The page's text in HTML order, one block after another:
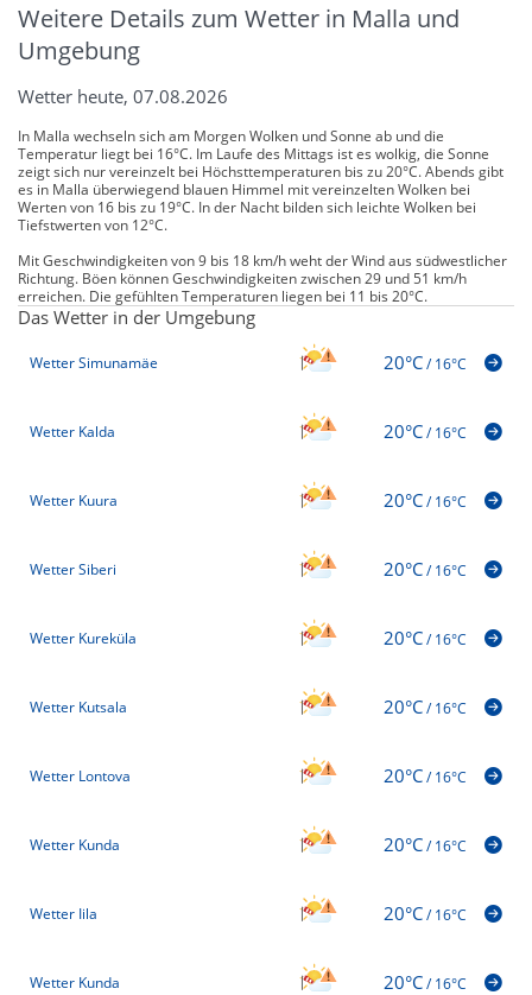
Weitere Details zum Wetter in Malla und
Umgebung
Wetter heute, 07.08.2026
In Malla wechseln sich am Morgen Wolken und Sonne ab und die
Temperatur liegt bei 16°C. Im Laufe des Mittags ist es wolkig, die Sonne
zeigt sich nur vereinzelt bei Höchsttemperaturen bis zu 20°C. Abends gibt
es in Malla überwiegend blauen Himmel mit vereinzelten Wolken bei
Werten von 16 bis zu 19°C. In der Nacht bilden sich leichte Wolken bei
Tiefstwerten von 12°C.
Mit Geschwindigkeiten von 9 bis 18 km/h weht der Wind aus südwestlicher
Richtung. Böen können Geschwindigkeiten zwischen 29 und 51 km/h
erreichen. Die gefühlten Temperaturen liegen bei 11 bis 20°C.
Das Wetter in der Umgebung
Wetter Simunamäe 20°C/16°C
Wetter Kalda 20°C/16°C
Wetter Kuura 20°C/16°C
Wetter Siberi 20°C/16°C
Wetter Kureküla 20°C/16°C
Wetter Kutsala 20°C/16°C
Wetter Lontova 20°C/16°C
Wetter Kunda 20°C/16°C
Wetter Iila 20°C/16°C
Wetter Kunda 20°C/16°C